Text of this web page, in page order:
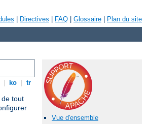
Directives FAQ Glossaire Plan du site
ko tr
tout
Vue d'ensemble